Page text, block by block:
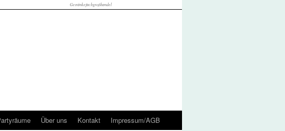
Getränkefachgroßhandel
Über uns Kontakt Impressum/AGB